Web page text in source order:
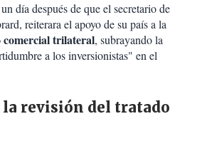
día después de que el secretario de
reiterara el apoyo de su país a la
trilateral, subrayando la
a los inversionistas" en el
la revisión del tratado